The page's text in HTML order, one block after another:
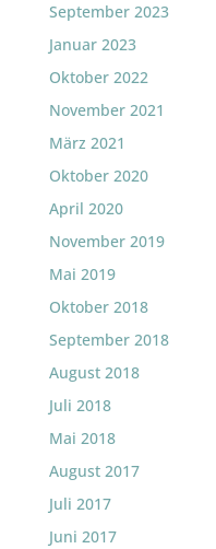
September 2023
Januar 2023
Oktober 2022
November 2021
März 2021
Oktober 2020
April 2020
November 2019
Mai 2019
Oktober 2018
September 2018
August 2018
Juli 2018
Mai 2018
August 2017
Juli 2017
Juni 2017